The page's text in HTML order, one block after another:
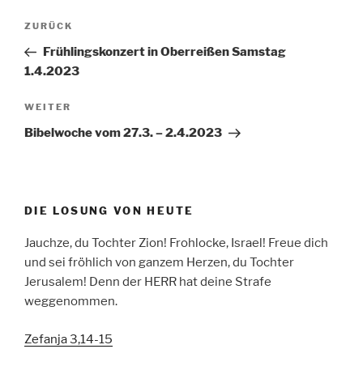
Beitragsnavigation
Vorheriger
Beitrag
ZURÜCK
Frühlingskonzert in Oberreißen Samstag
1.4.2023
Nächster
Beitrag
WEITER
Bibelwoche vom 27.3. – 2.4.2023
DIE LOSUNG VON HEUTE
Jauchze, du Tochter Zion! Frohlocke, Israel! Freue dich
und sei fröhlich von ganzem Herzen, du Tochter
Jerusalem! Denn der HERR hat deine Strafe
weggenommen.
Zefanja 3,14-15